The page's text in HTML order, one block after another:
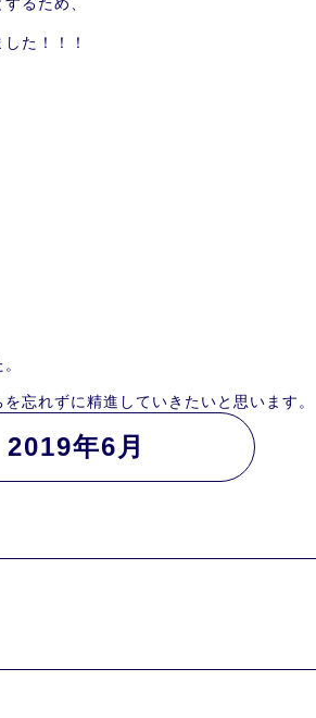
た！！！
忘れずに精進していきたいと思います。
2019年6月